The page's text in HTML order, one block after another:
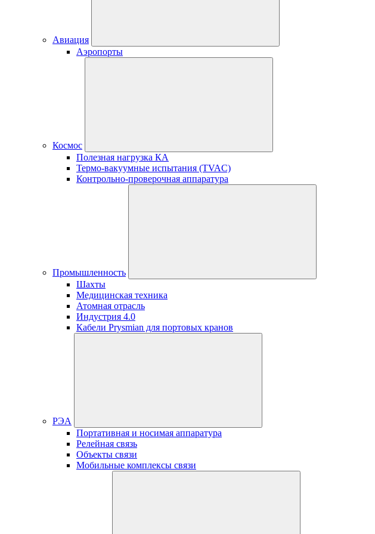
Авиация
Аэропорты
Космос
Полезная нагрузка КА
Термо-вакуумные испытания (TVAC)
Контрольно-проверочная аппаратура
Промышленность
Шахты
Медицинская техника
Атомная отрасль
Индустрия 4.0
Кабели Prysmian для портовых кранов
РЭА
Портативная и носимая аппаратура
Релейная связь
Объекты связи
Мобильные комплексы связи